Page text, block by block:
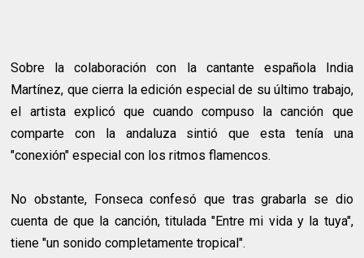
Sobre la colaboración con la cantante española India
Martínez, que cierra la edición especial de su último trabajo,
el artista explicó que cuando compuso la canción que
comparte con la andaluza sintió que esta tenía una
"conexión" especial con los ritmos flamencos.
No obstante, Fonseca confesó que tras grabarla se dio
cuenta de que la canción, titulada "Entre mi vida y la tuya",
tiene "un sonido completamente tropical".